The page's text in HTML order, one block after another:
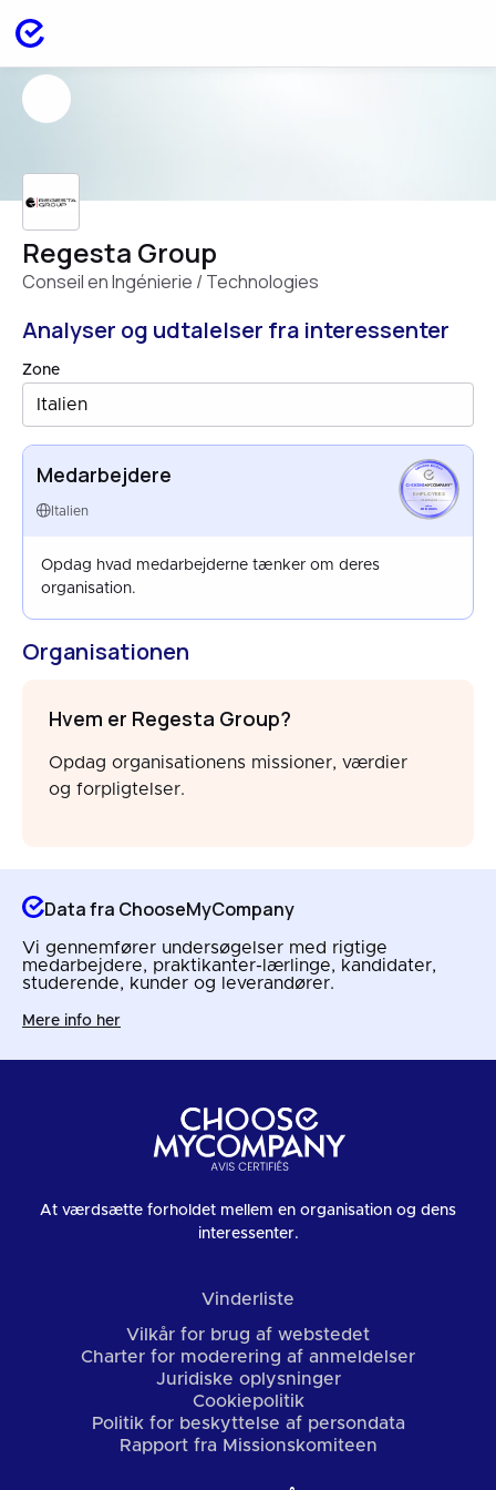
Regesta Group
Conseil en Ingénierie / Technologies
Analyser og udtalelser fra interessenter
Zone
Italien
Medarbejdere
Italien
EMPLOYEES
ITALY
JUN 2025
Opdag hvad medarbejderne tænker om deres
organisation.
Organisationen
Hvem er Regesta Group?
Opdag organisationens missioner, værdier
og forpligtelser.
Data fra ChooseMyCompany
Vi gennemfører undersøgelser med rigtige
medarbejdere, praktikanter-lærlinge, kandidater,
studerende, kunder og leverandører.
Mere info her
At værdsætte forholdet mellem en organisation og dens
interessenter.
Vinderliste
Vilkår for brug af webstedet
Charter for moderering af anmeldelser
Juridiske oplysninger
Cookiepolitik
Politik for beskyttelse af persondata
Rapport fra Missionskomiteen